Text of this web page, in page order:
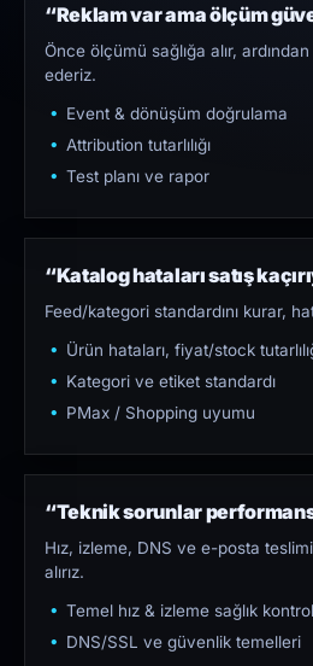
“Reklam var ama ölçüm
Önce ölçümü sağlığa alır,
ederiz.
Event & dönüşüm doğrulama
Attribution tutarlılığı
Test planı ve rapor
“Katalog hataları satış
Feed/kategori standardını kurar,
Ürün hataları, fiyat/stock
Kategori ve etiket standardı
PMax / Shopping uyumu
“Teknik sorunlar
Hız, izleme, DNS ve e-posta
alırız.
Temel hız & izleme sağlık
DNS/SSL ve güvenlik temelleri